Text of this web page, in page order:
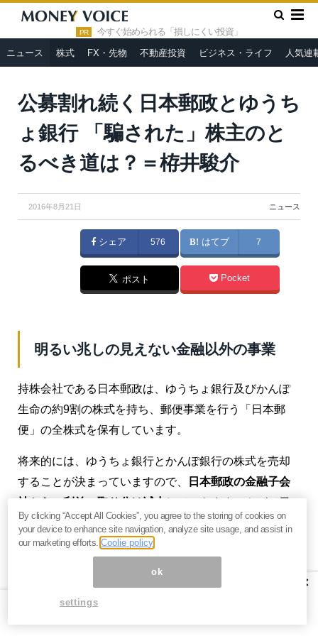
PR 今すぐ始められる「損しにくい投資」
ニュース 株式 FX・先物 不動産投資 ビジネス・ライフ 人気連
HOME » ニュース »
「騙された」株主のとるべき道は？＝栫井駿介
FromWikimedia Commons
公募割れ続く日本郵政とゆうち
ょ銀行 「騙された」株主のと
るべき道は？＝栫井駿介
2016年8月21日 ニュース
シェア 576 はてブ 7
ポスト Pocket
明るい兆しの見えない金融以外の事業
持株会社である日本郵政は、ゆうちょ銀行及びかんぽ
生命の約9割の株式を持ち、郵便事業を行う「日本郵
便」の全株式を保有しています。
将来的には、ゆうちょ銀行とかんぽ銀行の株式を売却
することが決まっていますので、
日本郵政の金融子会
社からの利益の取り分は減少していきます。やがて日
本郵政に残るのは郵便事業だけとなり、このままだと
利益の大部分を失うことになってしまいます。
電子メール等の普及により、 ×
By clicking “Accept All Cookies”, you agree to the storing of cookies on
your device to enhance site navigation, analyze site usage, and assist in
our marketing efforts.Coolie policy
ok
settings